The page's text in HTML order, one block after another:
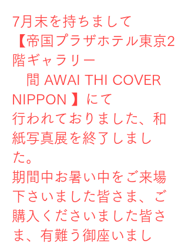
7月末を持ちまして
​【帝国プラザホテル東京2
階ギャラリー
間 AWAI THI COVER
NIPPON 】にて
行われておりました、和
紙写真展を終了しまし
た。
​期間中お暑い中をご来場
下さいました皆さま、ご
購入くださいました皆さ
ま、有難う御座いまし